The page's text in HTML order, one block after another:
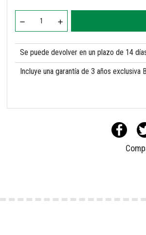
Se puede devolver en un plazo de 14
Incluye una garantía de 3 años exclusiva